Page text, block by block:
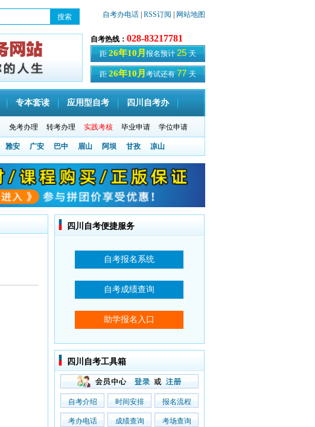
自考办电话 RSS订阅 网站地图
自考热线： 028-83217781
距 26年10月 报名预计 25 天
距 26年10月 考试还有 77 天
专本套读 应用型自考 四川自考办
免考办理 转考办理 实践考核 毕业申请 学位申请
雅安 广安 巴中 眉山 阿坝 甘孜 凉山
四川自考便捷服务
四川自考工具箱
自考介绍 时间安排 报名流程
考办电话 成绩查询 考场查询